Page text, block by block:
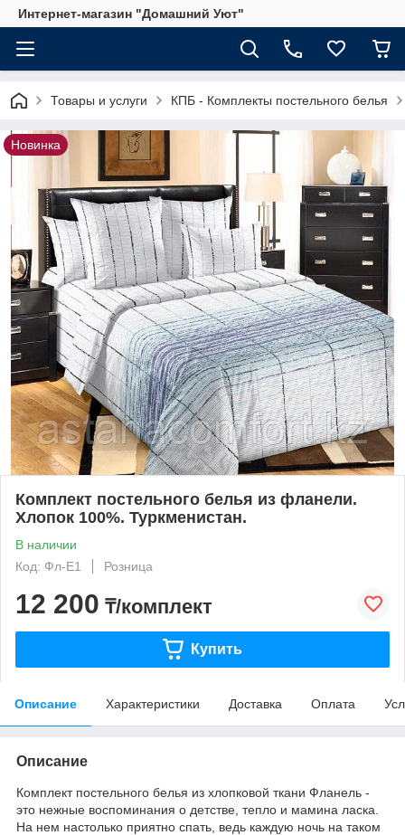
Интернет-магазин "Домашний Уют"
Товары и услуги КПБ - Комплекты постельного белья
Новинка
Комплект постельного белья из фланели.
Хлопок 100%. Туркменистан.
В наличии
Код: Фл-Е1
Розница
12 200 ₸/комплект
Купить
Описание Характеристики Доставка Оплата
Описание
Комплект постельного белья из хлопковой ткани Фланель -
это нежные воспоминания о детстве, тепло и мамина ласка.
На нем настолько приятно спать, ведь каждую ночь на таком